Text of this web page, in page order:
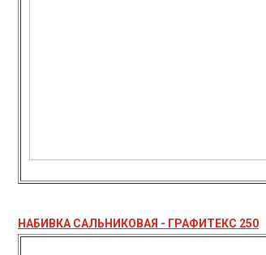
НАБИВКА САЛЬНИКОВАЯ - ГРАФИТЕКС 250